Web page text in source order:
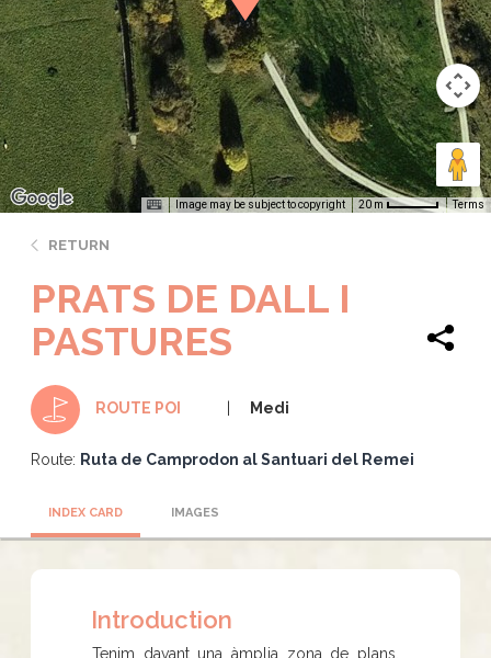
Image may be subject to copyright 20 m Terms
RETURN
PRATS DE DALL I
PASTURES
ROUTE POI Medi
Route: Ruta de Camprodon al Santuari del Remei
INDEX CARD IMAGES
Introduction
Tenim davant una àmplia zona de plans,